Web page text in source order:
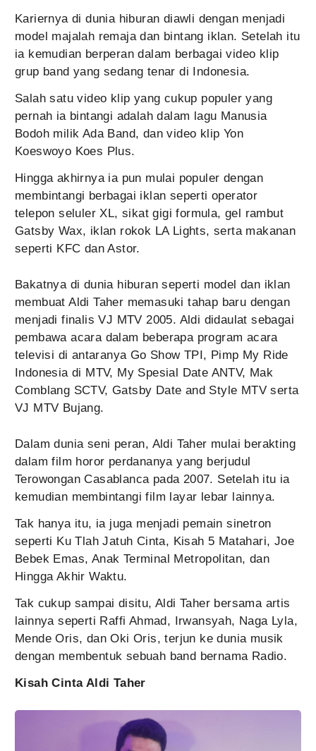
Kariernya di dunia hiburan diawli dengan menjadi
model majalah remaja dan bintang iklan. Setelah itu
ia kemudian berperan dalam berbagai video klip
grup band yang sedang tenar di Indonesia.
Salah satu video klip yang cukup populer yang
pernah ia bintangi adalah dalam lagu Manusia
Bodoh milik Ada Band, dan video klip Yon
Koeswoyo Koes Plus.
Hingga akhirnya ia pun mulai populer dengan
membintangi berbagai iklan seperti operator
telepon seluler XL, sikat gigi formula, gel rambut
Gatsby Wax, iklan rokok LA Lights, serta makanan
seperti KFC dan Astor.
Bakatnya di dunia hiburan seperti model dan iklan
membuat Aldi Taher memasuki tahap baru dengan
menjadi finalis VJ MTV 2005. Aldi didaulat sebagai
pembawa acara dalam beberapa program acara
televisi di antaranya Go Show TPI, Pimp My Ride
Indonesia di MTV, My Spesial Date ANTV, Mak
Comblang SCTV, Gatsby Date and Style MTV serta
VJ MTV Bujang.
Dalam dunia seni peran, Aldi Taher mulai berakting
dalam film horor perdananya yang berjudul
Terowongan Casablanca pada 2007. Setelah itu ia
kemudian membintangi film layar lebar lainnya.
Tak hanya itu, ia juga menjadi pemain sinetron
seperti Ku Tlah Jatuh Cinta, Kisah 5 Matahari, Joe
Bebek Emas, Anak Terminal Metropolitan, dan
Hingga Akhir Waktu.
Tak cukup sampai disitu, Aldi Taher bersama artis
lainnya seperti Raffi Ahmad, Irwansyah, Naga Lyla,
Mende Oris, dan Oki Oris, terjun ke dunia musik
dengan membentuk sebuah band bernama Radio.
Kisah Cinta Aldi Taher